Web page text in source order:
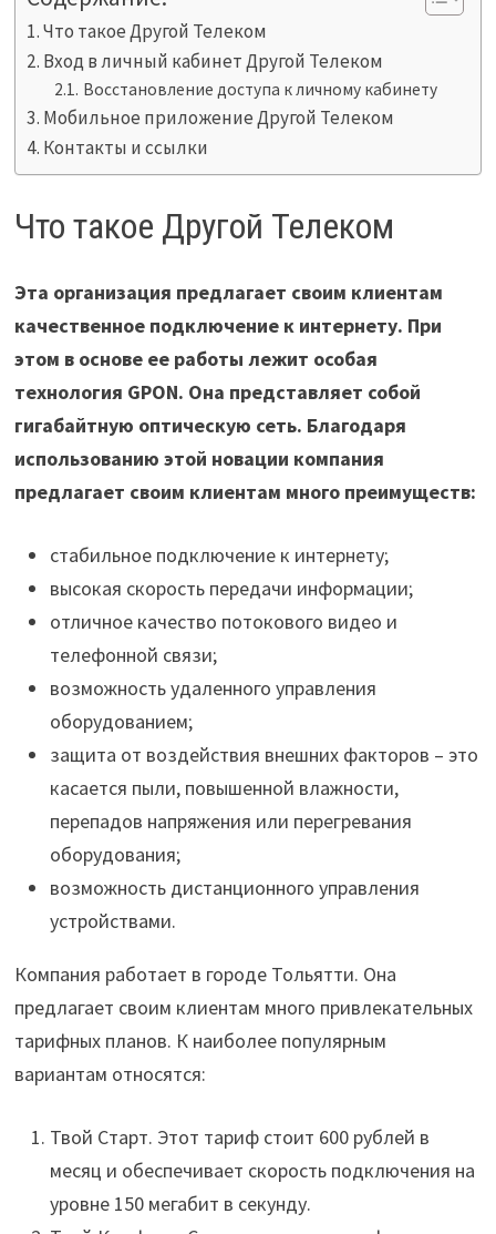
Что такое Другой Телеком
Вход в личный кабинет Другой Телеком
Восстановление доступа к личному кабинету
Мобильное приложение Другой Телеком
Контакты и ссылки
Что такое Другой Телеком
Эта организация предлагает своим клиентам
качественное подключение к интернету. При
этом в основе ее работы лежит особая
технология GPON. Она представляет собой
гигабайтную оптическую сеть. Благодаря
использованию этой новации компания
предлагает своим клиентам много преимуществ:
стабильное подключение к интернету;
высокая скорость передачи информации;
отличное качество потокового видео и
телефонной связи;
возможность удаленного управления
оборудованием;
защита от воздействия внешних факторов – это
касается пыли, повышенной влажности,
перепадов напряжения или перегревания
оборудования;
возможность дистанционного управления
устройствами.
Компания работает в городе Тольятти. Она
предлагает своим клиентам много привлекательных
тарифных планов. К наиболее популярным
вариантам относятся:
Твой Старт. Этот тариф стоит 600 рублей в
месяц и обеспечивает скорость подключения на
уровне 150 мегабит в секунду.